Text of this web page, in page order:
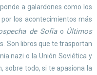
a galardones como los
los acontecimientos más
de Sofíao Últimos
Son libros que te trasportan
nazi o la Unión Soviética y
sobre todo, si te apasiona la